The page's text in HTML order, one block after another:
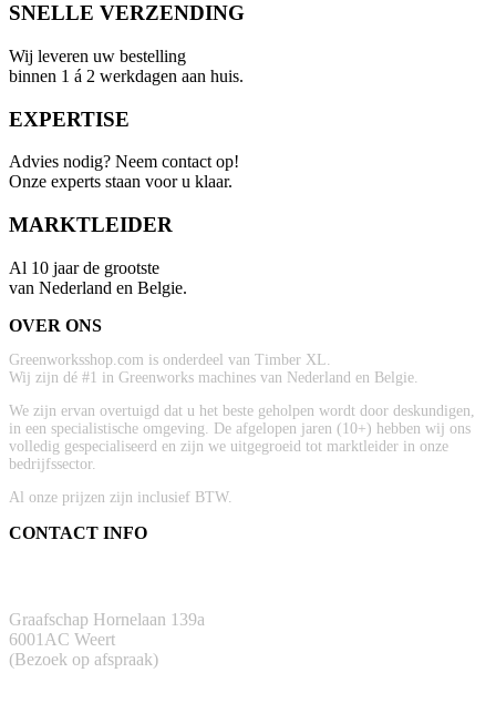
SNELLE VERZENDING
Wij leveren uw bestelling
binnen 1 á 2 werkdagen aan huis.
EXPERTISE
Advies nodig? Neem contact op!
Onze experts staan voor u klaar.
MARKTLEIDER
Al 10 jaar de grootste
van Nederland en Belgie.
OVER ONS
Greenworksshop.com is onderdeel van Timber XL.
Wij zijn dé #1 in Greenworks machines van Nederland en Belgie.
We zijn ervan overtuigd dat u het beste geholpen wordt door deskundigen,
in een specialistische omgeving. De afgelopen jaren (10+) hebben wij ons
volledig gespecialiseerd en zijn we uitgegroeid tot marktleider in onze
bedrijfssector.
Al onze prijzen zijn inclusief BTW.
CONTACT INFO
Graafschap Hornelaan 139a
6001AC Weert
(Bezoek op afspraak)